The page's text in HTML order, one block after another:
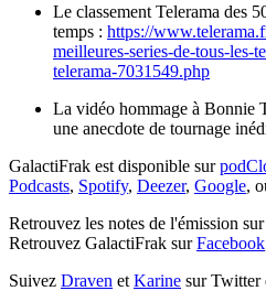
Le classement Telerama des
temps : https://
meilleures-series-de-tous-les-
telerama-7031549.php
La vidéo hommage à Bonnie
une anecdote de tournage
GalactiFrak est disponible sur
Podcasts, Spotify, Deezer, Google,
Retrouvez les notes de l'émission sur
Retrouvez GalactiFrak surFacebook
Suivez Draven et Karine sur Twitter